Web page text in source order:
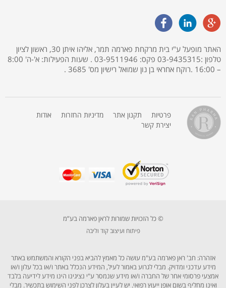
האתר מופעל ע"י בית מרקחת פארמה תמר, אליהו איתן 30, ראשון לציון
טלפון :03-9435315 פקס: 03-9511946 . שעות הפעילות: א'-ה' 8:00
– 16:00 .רוקח אחראי בן נון שמואל רישיון מס' 3685 .
פרטיות תקנון אתר מדיניות החזרות
אודות
יצירת קשר
© כל הזכויות שמורות לראן פארמה בע”מ
פיתוח ועיצוב קוד וליבה
אזהרה: חב' ראן פארמה בע"מ עושה כל מאמץ להביא בפני הקורא והמשתמש באתר
מידע עדכני ומדויק. מבלי לגרוע באמור לעיל, המידע הנכלל באתר ו/או בכל עלון ו/או
אמצעי פרסומי אחר של החברה ו/או מידע שנמסר ע"י נציגינו הינו מידע לידיעה בלבד
ואינו מחליף בשום אופן ייעוץ רפואי. יש לעיין בעלון לצרכן לפני השימוש בתכשיר. מבלי